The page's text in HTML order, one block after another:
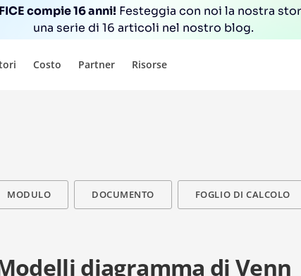
compie 16 anni! Festeggia con noi la nostra
una serie di 16 articoli nel nostro blog.
Costo Partner Risorse
MODULO DOCUMENTO FOGLIO DI CALCOLO
diagramma di Venn